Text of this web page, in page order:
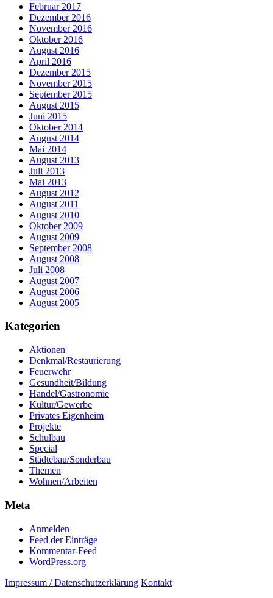
Februar 2017
Dezember 2016
November 2016
Oktober 2016
August 2016
April 2016
Dezember 2015
November 2015
September 2015
August 2015
Juni 2015
Oktober 2014
August 2014
Mai 2014
August 2013
Juli 2013
Mai 2013
August 2012
August 2011
August 2010
Oktober 2009
August 2009
September 2008
August 2008
Juli 2008
August 2007
August 2006
August 2005
Kategorien
Aktionen
Denkmal/Restaurierung
Feuerwehr
Gesundheit/Bildung
Handel/Gastronomie
Kultur/Gewerbe
Privates Eigenheim
Projekte
Schulbau
Special
Städtebau/Sonderbau
Themen
Wohnen/Arbeiten
Meta
Anmelden
Feed der Einträge
Kommentar-Feed
WordPress.org
Impressum / Datenschutzerklärung Kontakt